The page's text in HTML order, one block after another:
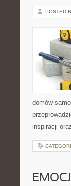
POSTED
domów
inspiracji